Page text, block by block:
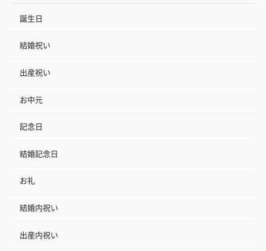
誕生日
結婚祝い
出産祝い
お中元
記念日
結婚記念日
お礼
結婚内祝い
出産内祝い